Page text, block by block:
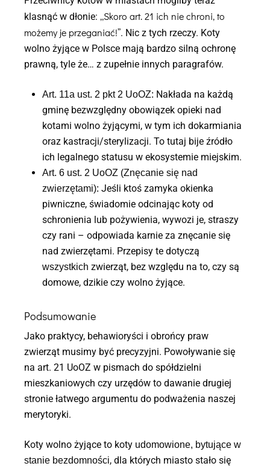
klasnąć w dłonie: „Skoro art. 21 ich nie chroni, to
możemy je przeganiać!”. Nic z tych rzeczy. Koty
wolno żyjące w Polsce mają bardzo silną ochronę
prawną, tyle że… z zupełnie innych paragrafów.
Art. 11a ust. 2 pkt 2 UoOZ: Nakłada na każdą
gminę bezwzględny obowiązek opieki nad
kotami wolno żyjącymi, w tym ich dokarmiania
oraz kastracji/sterylizacji. To tutaj bije źródło
ich legalnego statusu w ekosystemie miejskim.
Art. 6 ust. 2 UoOZ (Znęcanie się nad
zwierzętami): Jeśli ktoś zamyka okienka
piwniczne, świadomie odcinając koty od
schronienia lub pożywienia, wywozi je, straszy
czy rani – odpowiada karnie za znęcanie się
nad zwierzętami. Przepisy te dotyczą
wszystkich zwierząt, bez względu na to, czy są
domowe, dzikie czy wolno żyjące.
Podsumowanie
Jako praktycy, behawioryści i obrońcy praw
zwierząt musimy być precyzyjni. Powoływanie się
na art. 21 UoOZ w pismach do spółdzielni
mieszkaniowych czy urzędów to dawanie drugiej
stronie łatwego argumentu do podważenia naszej
merytoryki.
Koty wolno żyjące to koty udomowione, bytujące w
stanie bezdomności, dla których miasto stało się